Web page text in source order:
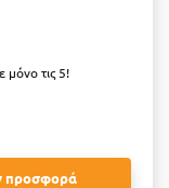
μόνο τις 5!
προσφορά